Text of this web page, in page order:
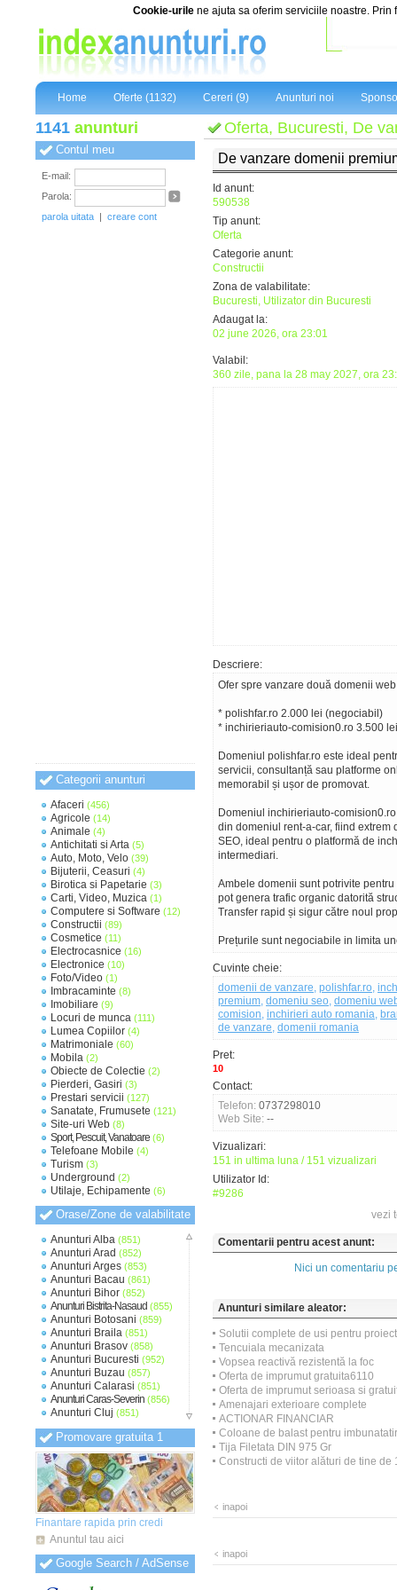
Cookie-urile ne ajuta sa oferim serviciile noastre.
Home Oferte (1132) Cereri (9) Anunturi noi
1141 anunturi
Contul meu
E-mail:
Parola:
parola uitata | creare cont
Categorii anunturi
Afaceri (456)
Agricole (14)
Animale (4)
Antichitati si Arta (5)
Auto, Moto, Velo (39)
Bijuterii, Ceasuri (4)
Birotica si Papetarie (3)
Carti, Video, Muzica (1)
Computere si Software (12)
Constructii (89)
Cosmetice (11)
Electrocasnice (16)
Electronice (10)
Foto/Video (1)
Imbracaminte (8)
Imobiliare (9)
Locuri de munca (111)
Lumea Copiilor (4)
Matrimoniale (60)
Mobila (2)
Obiecte de Colectie (2)
Pierderi, Gasiri (3)
Prestari servicii (127)
Sanatate, Frumusete (121)
Site-uri Web (8)
Sport, Pescuit, Vanatoare (6)
Telefoane Mobile (4)
Turism (3)
Underground (2)
Utilaje, Echipamente (6)
Orase/Zone de valabilitate
Anunturi Alba (851)
Anunturi Arad (852)
Anunturi Arges (853)
Anunturi Bacau (861)
Anunturi Bihor (852)
Anunturi Bistrita-Nasaud (855)
Anunturi Botosani (859)
Anunturi Braila (851)
Anunturi Brasov (858)
Anunturi Bucuresti (952)
Anunturi Buzau (857)
Anunturi Calarasi (851)
Anunturi Caras-Severin (856)
Anunturi Cluj (851)
Anunturi Constanta
Anunturi Covasna(848)
Anunturi Dambovita(851)
Anunturi Dolj(852)
Anunturi Galati(853)
Anunturi Giurgiu(849)
Anunturi Gorj(848)
Anunturi Harghita (849)
Anunturi Hunedoara
Anunturi Ialomita
Anunturi Iasi(851)
Anunturi Ilfov(856)
Anunturi Maramures
Promovare gratuita 1
Finantare rapida prin credi
Anuntul tau aici
Google Search / AdSense
Oferta, Bucuresti, De
De vanzare domenii
Id anunt:
590538
Tip anunt:
Oferta
Categorie anunt:
Constructii
Zona de valabilitate:
Bucuresti, Utilizator din Bucuresti
Adaugat la:
02 june 2026, ora 23:01
Valabil:
360 zile, pana la 28 may 2027, ora
Descriere:
Ofer spre vanzare două domenii
* polishfar.ro 2.000 lei (negociabil)
* inchirieriauto-comision0.ro 3.500
Domeniul polishfar.ro este ideal
servicii, consultanță sau platforme
memorabil și ușor de promovat.
Domeniul inchirieriauto-
din domeniul rent-a-car, fiind extrem
SEO, ideal pentru o platformă de
intermediari.
Ambele domenii sunt potrivite
pot genera trafic organic datorită
Transfer rapid și sigur către noul
Prețurile sunt negociabile in limita
Cuvinte cheie:
domenii de vanzare, polishfar.ro,
premium, domeniu seo, domeniu
comision, inchirieri auto romania,
de vanzare, domenii romania
Pret:
10
Contact:
Telefon: 0737298010
Web Site: --
Vizualizari:
151 in ultima luna / 151 vizualizari
Utilizator Id:
#9286
vezi
Comentarii pentru acest anunt:
Nici un comentariu
Anunturi similare aleator:
Solutii complete de usi pentru
Tencuiala mecanizata
Vopsea reactivă rezistentă la foc
Oferta de imprumut gratuita6110
Oferta de imprumut serioasa si
Amenajari exterioare complete
ACTIONAR FINANCIAR
Coloane de balast pentru
Tija Filetata DIN 975 Gr
Constructi de viitor alături de tine de
inapoi
inapoi